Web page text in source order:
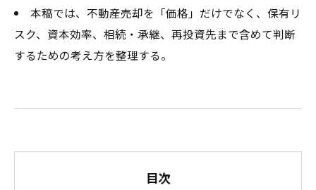
本稿では、不動産売却を「価格」だけでなく、保有リ
スク、資本効率、相続・承継、再投資先まで含めて判断
するための考え方を整理する。
目次